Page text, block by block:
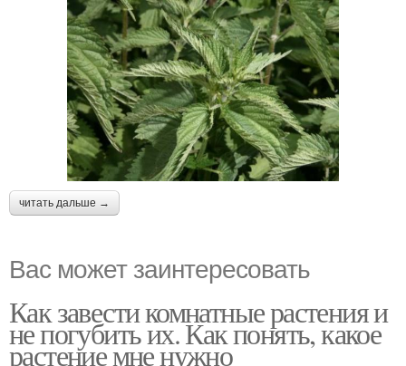
читать дальше →
Вас может заинтересовать
Как завести комнатные растения и
не погубить их. Как понять, какое
растение мне нужно